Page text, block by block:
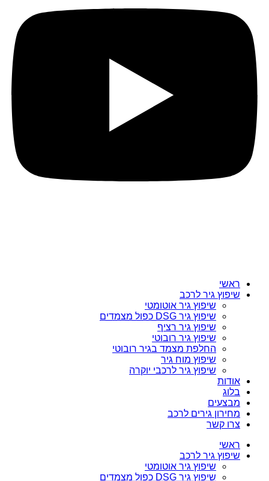
ראשי
שיפוץ גיר לרכב
שיפוץ גיר אוטומטי
שיפוץ גיר DSG כפול מצמדים
שיפוץ גיר רציף
שיפוץ גיר רובוטי
החלפת מצמד בגיר רובוטי
שיפוץ מוח גיר
שיפוץ גיר לרכבי יוקרה
אודות
בלוג
מבצעים
מחירון גירים לרכב
צרו קשר
ראשי
שיפוץ גיר לרכב
שיפוץ גיר אוטומטי
שיפוץ גיר DSG כפול מצמדים